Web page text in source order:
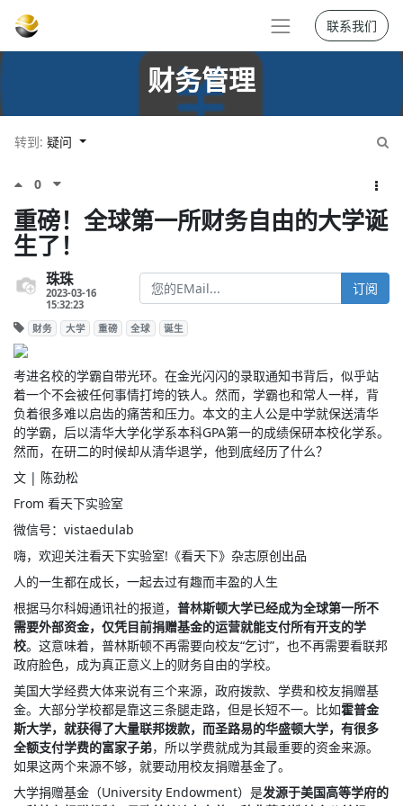
联系我们
财务管理
转到: 疑问
0
重磅！全球第一所财务自由的大学诞
生了！
珠珠
2023-03-16
15:32:23
订阅
财务 大学 重磅 全球 诞生
考进名校的学霸自带光环。在金光闪闪的录取通知书背后，似乎站
着一个不会被任何事情打垮的铁人。然而，学霸也和常人一样，背
负着很多难以启齿的痛苦和压力。本文的主人公是中学就保送清华
的学霸，后以清华大学化学系本科GPA第一的成绩保研本校化学系。
然而，在研二的时候却从清华退学，他到底经历了什么？
文 | 陈劲松
From 看天下实验室
微信号：vistaedulab
嗨，欢迎关注看天下实验室!《看天下》杂志原创出品
人的一生都在成长，一起去过有趣而丰盈的人生
根据马尔科姆通讯社的报道， 普林斯顿大学已经成为全球第一所不
需要外部资金，仅凭目前捐赠基金的运营就能支付所有开支的学
校。这意味着，普林斯顿不再需要向校友“乞讨”，也不再需要看联邦
政府脸色，成为真正意义上的财务自由的学校。
美国大学经费大体来说有三个来源，政府拨款、学费和校友捐赠基
金。大部分学校都是靠这三条腿走路，但是长短不一。比如霍普金
斯大学，就获得了大量联邦拨款，而圣路易的华盛顿大学，有很多
全额支付学费的富家子弟，所以学费就成为其最重要的资金来源。
如果这两个来源不够，就要动用校友捐赠基金了。
大学捐赠基金（University Endowment）是发源于美国高等学府的